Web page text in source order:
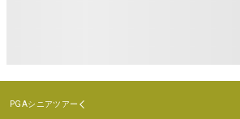
PGAシニアツアー